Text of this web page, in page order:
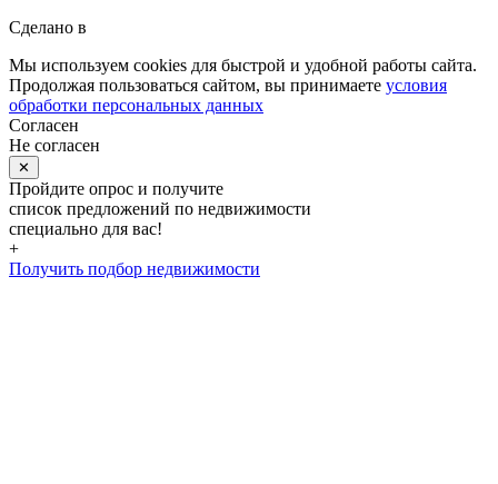
Сделано в
Мы используем cookies для быстрой и удобной работы сайта.
Продолжая пользоваться сайтом, вы принимаете условия
обработки персональных данных
Согласен
Не согласен
✕
Пройдите опрос и получите
список предложений по недвижимости
специально для вас!
+
Получить подбор недвижимости